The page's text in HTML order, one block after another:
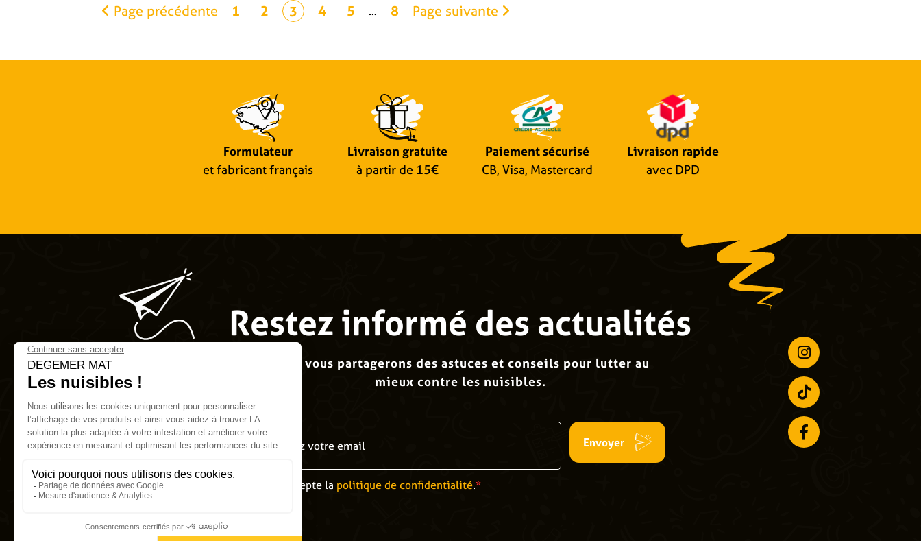
Page précédente 1 2 3 4 5 … 8 Page suivante
Formulateur
et fabricant français
Livraison gratuite
à partir de 15€
Paiement sécurisé
CB, Visa, Mastercard
Livraison rapide
avec DPD
Restez informé des actualités
Nous vous partagerons des astuces et conseils pour lutter au
mieux contre les nuisibles.
J’accepte la politique de confidentialité.*
Envoyer